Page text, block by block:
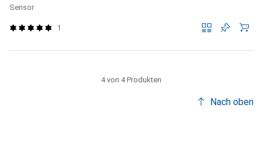
Sensor
1
4 von 4 Produkten
Nach oben